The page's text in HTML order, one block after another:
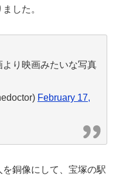
した。
り映画みたいな写真
February 17,
銅像にして、宝塚の駅